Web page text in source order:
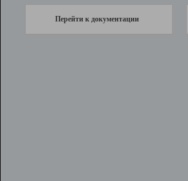
Перейти к документации